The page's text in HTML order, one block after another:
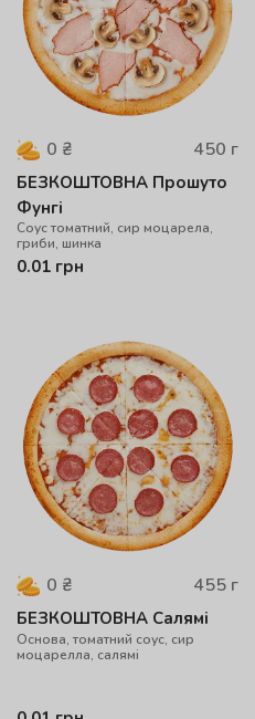
0 ₴ 450 г
БЕЗКОШТОВНА Прошуто
Фунгі
Соус томатний, сир моцарела,
гриби, шинка
0.01 грн
0 ₴ 455 г
БЕЗКОШТОВНА Салямі
Основа, томатний соус, сир
моцарелла, салямі